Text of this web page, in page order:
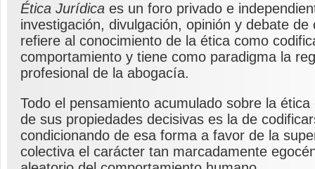
Ética Jurídica es un foro privado e
investigación, divulgación, opinión y debate de
refiere al conocimiento de la ética como
comportamiento y tiene como paradigma la
profesional de la abogacía.
Todo el pensamiento acumulado sobre la ética
de sus propiedades decisivas es la de
condicionando de esa forma a favor de la
colectiva el carácter tan marcadamente